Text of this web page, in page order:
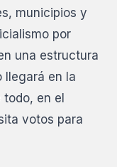
municipios y
por
una estructura
llegará en la
en el
votos para